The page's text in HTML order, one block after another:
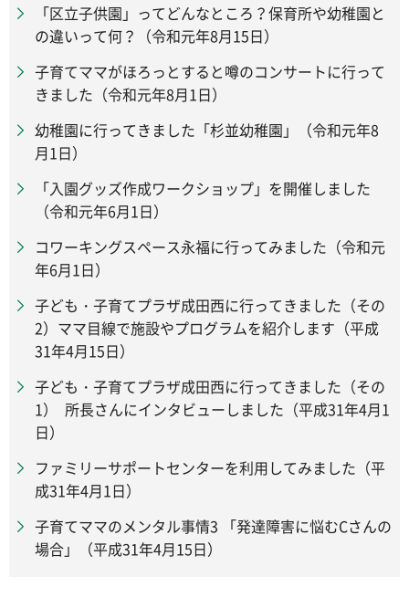
「区立子供園」ってどんなところ？保育所や幼稚園と
の違いって何？（令和元年8月15日）
子育てママがほろっとすると噂のコンサートに行って
きました（令和元年8月1日）
幼稚園に行ってきました「杉並幼稚園」（令和元年8
月1日）
「入園グッズ作成ワークショップ」を開催しました
（令和元年6月1日）
コワーキングスペース永福に行ってみました（令和元
年6月1日）
子ども・子育てプラザ成田西に行ってきました（その
2）ママ目線で施設やプログラムを紹介します（平成
31年4月15日）
子ども・子育てプラザ成田西に行ってきました（その
1） 所長さんにインタビューしました（平成31年4月1
日）
ファミリーサポートセンターを利用してみました（平
成31年4月1日）
子育てママのメンタル事情3 「発達障害に悩むCさんの
場合」（平成31年4月15日）